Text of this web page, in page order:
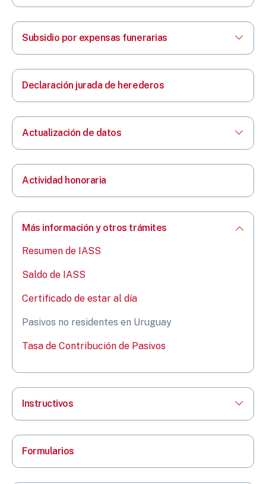
Subsidio por expensas funerarias
Declaración jurada de herederos
Actualización de datos
Actividad honoraria
Más información y otros trámites
Resumen de IASS
Saldo de IASS
Certificado de estar al día
Pasivos no residentes en Uruguay
Tasa de Contribución de Pasivos
Instructivos
Formularios